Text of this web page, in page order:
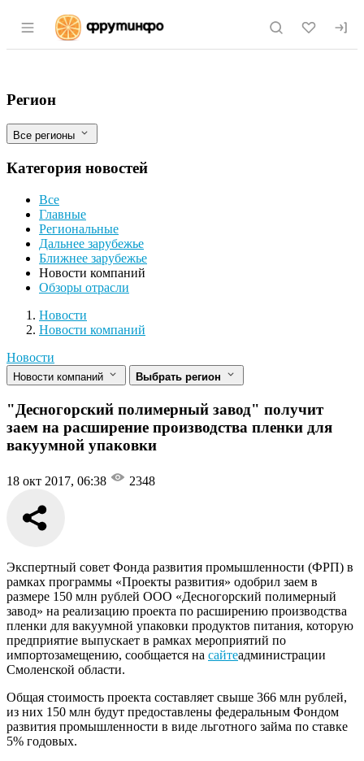
Раздел навигации по сайту fruitinfo.ru
"Десногорский полимерный завод"
Фильтры
Регион
Все регионы
Категория новостей
Все
Главные
Региональные
Дальнее зарубежье
Ближнее зарубежье
Новости компаний
Обзоры отрасли
Новости
Разделы
Новости
Новости компаний
Новости
Новости компаний Выбрать регион
"Десногорский полимерный завод" получит
заем на расширение производства пленки для
вакуумной упаковки
18 окт 2017, 06:38 2348
Экспертный совет Фонда развития промышленности (ФРП) в
рамках программы «Проекты развития» одобрил заем в
размере 150 млн рублей ООО «Десногорский полимерный
завод» на реализацию проекта по расширению производства
пленки для вакуумной упаковки продуктов питания, которую
предприятие выпускает в рамках мероприятий по
импортозамещению, сообщается на сайтеадминистрации
Смоленской области.
Общая стоимость проекта составляет свыше 366 млн рублей,
из них 150 млн будут предоставлены федеральным Фондом
развития промышленности в виде льготного займа по ставке
5% годовых.